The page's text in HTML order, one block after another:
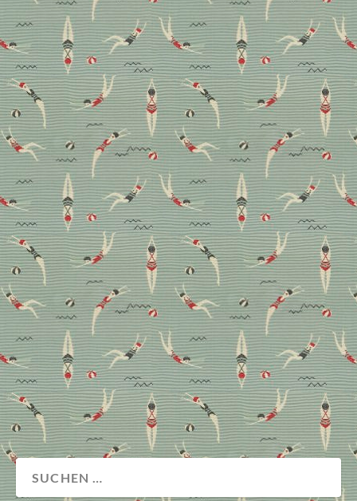
So wohnt Cam Cam
Copenhagen-Gründerin
Sara Giese Camre
Wenn ein Architektenpaar ein Objekt für die eigene
Familie renoviert, entsteht meist ein
außergewöhnliches Zuhause. So auch bei
Unternehmerin und Architektin Sara Giese Camre,
die uns einen Einblick in ihr Domizil gewährt und
dabei verrät, warum sie die Farbe Grau im Interior
liebt oder wie man aus schmalen Räumen das Beste
macht.
Design Wohnen